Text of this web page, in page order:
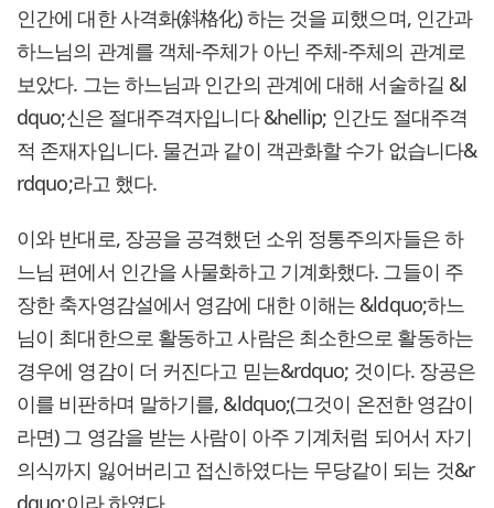
인간에 대한 사격화(斜格化) 하는 것을 피했으며, 인간과
하느님의 관계를 객체-주체가 아닌 주체-주체의 관계로
보았다. 그는 하느님과 인간의 관계에 대해 서술하길 &l
dquo;신은 절대주격자입니다 &hellip; 인간도 절대주격
적 존재자입니다. 물건과 같이 객관화할 수가 없습니다&
rdquo;라고 했다.
이와 반대로, 장공을 공격했던 소위 정통주의자들은 하
느님 편에서 인간을 사물화하고 기계화했다. 그들이 주
장한 축자영감설에서 영감에 대한 이해는 &ldquo;하느
님이 최대한으로 활동하고 사람은 최소한으로 활동하는
경우에 영감이 더 커진다고 믿는&rdquo; 것이다. 장공은
이를 비판하며 말하기를, &ldquo;(그것이 온전한 영감이
라면) 그 영감을 받는 사람이 아주 기계처럼 되어서 자기
의식까지 잃어버리고 접신하였다는 무당같이 되는 것&r